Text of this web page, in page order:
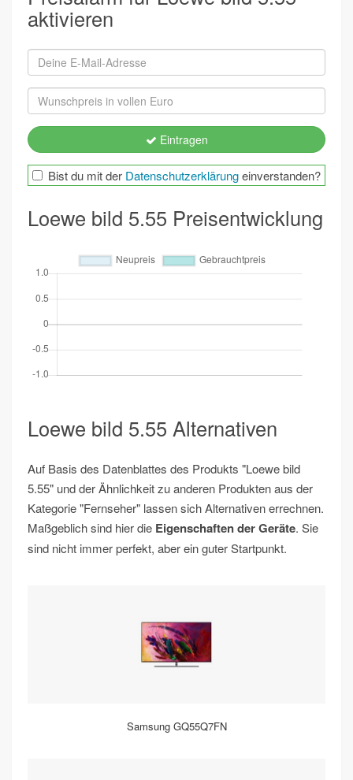
aktivieren
Eintragen
Bist du mit der Datenschutzerklärungeinverstanden?
Loewe bild 5.55 Preisentwicklung
Loewe bild 5.55 Alternativen
Auf Basis des Datenblattes des Produkts "Loewe bild
5.55" und der Ähnlichkeit zu anderen Produkten aus der
Kategorie "Fernseher" lassen sich Alternativen errechnen.
Maßgeblich sind hier die Eigenschaften der Geräte. Sie
sind nicht immer perfekt, aber ein guter Startpunkt.
Samsung GQ55Q7FN